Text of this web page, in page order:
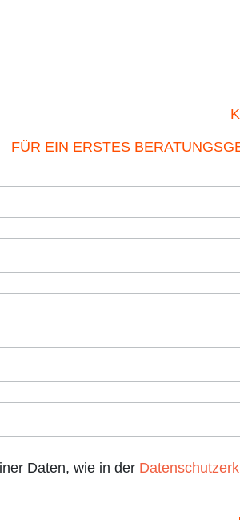
FÜR EIN ERSTES
Daten, wie in der